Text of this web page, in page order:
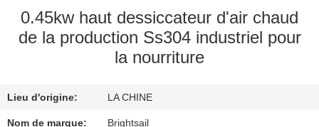
NOUS
L'USINE
0.45kw haut dessiccateur d'air chaud
de la production Ss304 industriel pour
la nourriture
Lieu d'origine: LA CHINE
Nom de marque: Brightsail